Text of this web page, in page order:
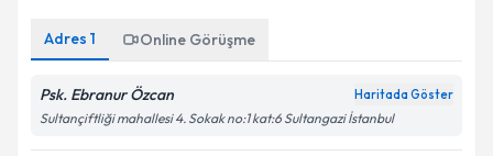
Adres 1 Online Görüşme
Psk. Ebranur Özcan Haritada Göster
Sultançiftliği mahallesi 4. Sokak no:1 kat:6 Sultangazi İstanbul